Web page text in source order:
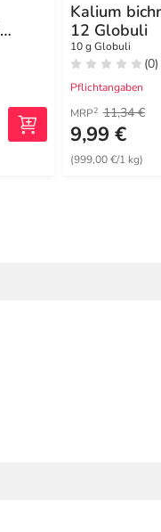
Kalium
12 Globuli
10 g Globuli
(0)
Pflichtangaben
MRP2 11,34 €
9,99 €
(999,00 €/1 kg)